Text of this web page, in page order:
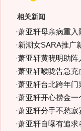
相关新闻
·萧亚轩母亲病重入
·新潮女SARA推广
·萧亚轩黄晓明助阵
·萧亚轩喉咙告急充
·萧亚轩台北跨年门
·萧亚轩开心捞金一
·萧亚轩分手不愁寂
·萧亚轩自曝有追求